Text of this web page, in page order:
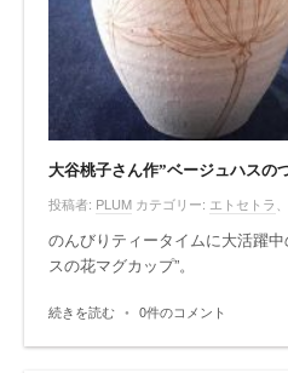
大谷桃子さん作”ベージュハスの
投稿者: PLUM カテゴリー: エトセトラ、
のんびりティータイムに大活躍
スの花マグカップ”。
続きを読む • 0件のコメント